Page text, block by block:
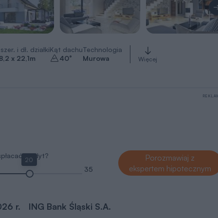
i dł. działki
x 22,1m
Kąt dachu
40°
Technologia
Murowa
Więcej
kredyt?
20
35
Porozmawiaj z
ekspertem hipotecznym
r. ING Bank Śląski S.A.